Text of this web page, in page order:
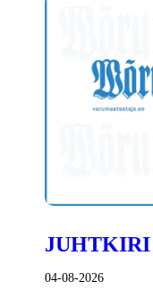
JUHTKIRI
04-08-2026